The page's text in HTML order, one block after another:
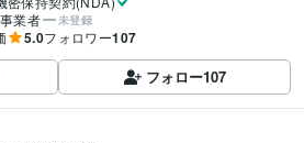
業者
未登録
5.0フォロワー107
フォロー107